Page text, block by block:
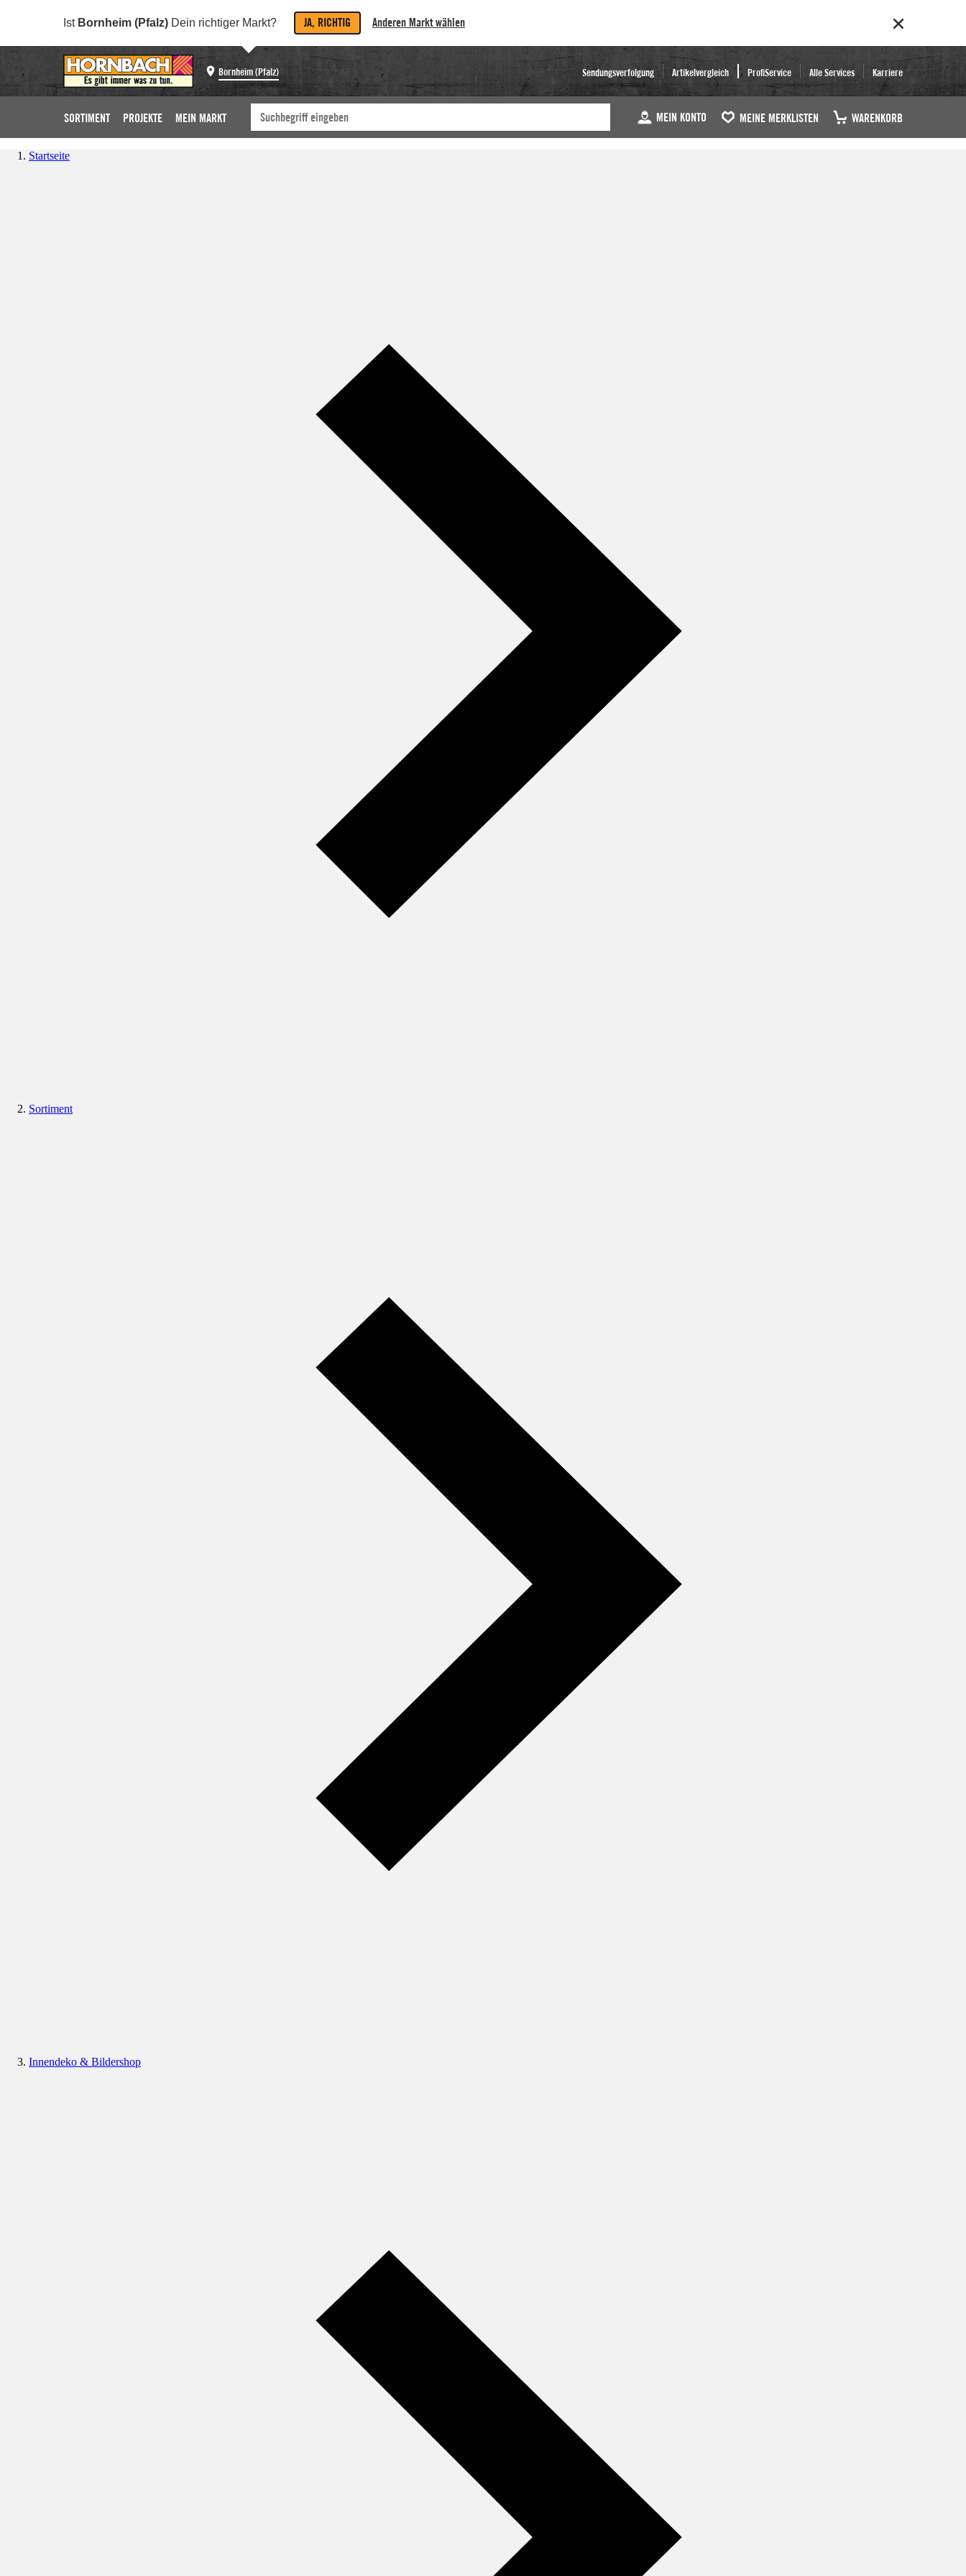
Ist Bornheim (Pfalz) Dein richtiger Markt? JA, RICHTIG Anderen Markt wählen
Bornheim (Pfalz) Sendungsverfolgung Artikelvergleich ProfiService Alle Services Karriere
SORTIMENT PROJEKTE MEIN MARKT MEIN KONTO MEINE MERKLISTEN WARENKORB
Startseite
Sortiment
Innendeko & Bildershop